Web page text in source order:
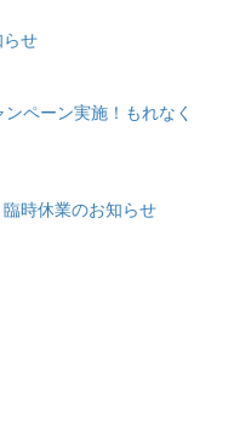
らせ
ペーン実施！もれなく
時休業のお知らせ